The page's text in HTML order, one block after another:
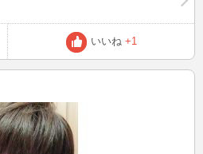
承ください。 マイクに関しまして
様に関しましてはマイク可能です。
楽に マイクをお使いください。 では
ができますよう がんばります。 来
未輝
いいね +1